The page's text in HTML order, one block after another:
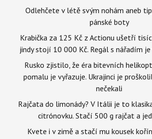
Odlehčete v létě svým nohám aneb
pánské boty
Krabička za 125 Kč z Actionu ušetří
jindy stojí 10 000 Kč. Regál s nářadím
Rusko zjistilo, že éra bitevních
pomalu je vyřazuje. Ukrajinci je
nečekali
Rajčata do limonády? V Itálii je to
citrónovku. Stačí 500 g rajčat a
Kvete i v zimě a stačí mu kousek